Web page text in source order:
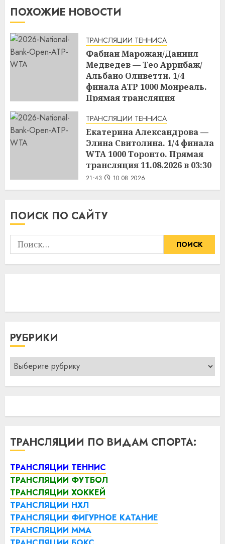
ПОХОЖИЕ НОВОСТИ
ТРАНСЛЯЦИИ ТЕННИСА
Фабиан Марожан/Даниил
Медведев — Тео Аррибаж/
Альбано Оливетти. 1/4
финала ATP 1000 Монреаль.
Прямая трансляция
21:57 10.08.2026
ТРАНСЛЯЦИИ ТЕННИСА
Екатерина Александрова —
Элина Свитолина. 1/4 финала
WTA 1000 Торонто. Прямая
трансляция 11.08.2026 в 03:30
21:43 10.08.2026
ПОИСК ПО САЙТУ
Найти:
РУБРИКИ
Рубрики
ТРАНСЛЯЦИИ ПО ВИДАМ СПОРТА:
ТРАНСЛЯЦИИ ТЕННИС
ТРАНСЛЯЦИИ ФУТБОЛ
ТРАНСЛЯЦИИ ХОККЕЙ
ТРАНСЛЯЦИИ НХЛ
ТРАНСЛЯЦИИ ФИГУРНОЕ КАТАНИЕ
ТРАНСЛЯЦИИ ММА